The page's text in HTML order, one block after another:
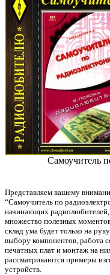
Самоучитель
Представляем вашему
“Самоучитель по
начинающих
множество полезных
склад ума будет только на
выбору компонентов, работа
печатных плат и монтаж на
рассматриваются примеры
устройств.